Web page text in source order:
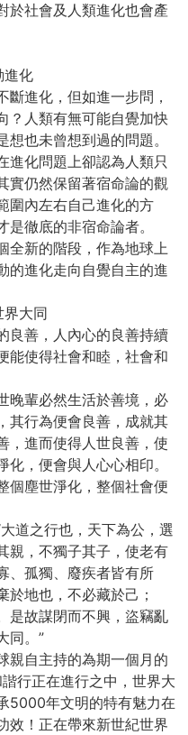
於社會及人類進化也會產
進化
斷進化，但如進一步問，
？人類有無可能自覺加快
也未曾想到過的問題。
進化問題上卻認為人類只
實仍然保留著宿命論的觀
圍內左右自己進化的方
徹底的非宿命論者。
全新的階段，作為地球上
的進化走向自覺自主的進
大同
良善，人內心的良善持續
能使得社會和睦，社會和
晚輩必然生活於善境，必
其行為便會良善，成就其
，進而使得人世良善，使
，便會與人心心相印。
個塵世淨化，整個社會便
道之行也，天下為公，選
親，不獨子其子，使老有
、孤獨、廢疾者皆有所
地也，不必藏於己；
是故謀閉而不興，盜竊亂
同。”
親自主持的為期一個月的
行正在進行之中，世界大
5000年文明的特有魅力在
效！正在帶來新世紀世界